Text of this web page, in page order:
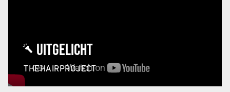
UITGELICHT
THEHAIRPROJECT